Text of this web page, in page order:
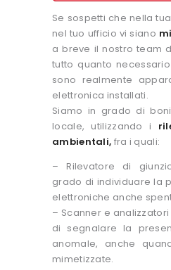
Se sospetti che nella
nel tuo ufficio vi siano
a breve il nostro team
tutto quanto
sono realmente
elettronica installati.
Siamo in grado di
locale, utilizzando i
ambientali, fra i quali:
– Rilevatore di
grado di individuare la
elettroniche anche
– Scanner e
di segnalare la
anomale, anche
mimetizzate.